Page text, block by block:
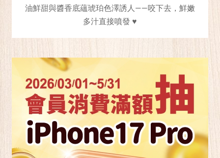
油鮮甜與醬香底蘊琥珀色澤誘人——咬下去，鮮嫩
多汁直接噴發 ♥️